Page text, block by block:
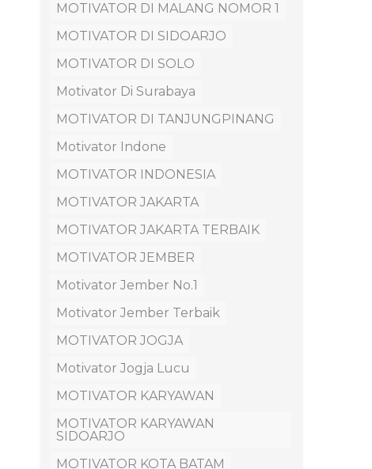
MOTIVATOR DI MALANG NOMOR 1
MOTIVATOR DI SIDOARJO
MOTIVATOR DI SOLO
Motivator Di Surabaya
MOTIVATOR DI TANJUNGPINANG
Motivator Indone
MOTIVATOR INDONESIA
MOTIVATOR JAKARTA
MOTIVATOR JAKARTA TERBAIK
MOTIVATOR JEMBER
Motivator Jember No.1
Motivator Jember Terbaik
MOTIVATOR JOGJA
Motivator Jogja Lucu
MOTIVATOR KARYAWAN
MOTIVATOR KARYAWAN
SIDOARJO
MOTIVATOR KOTA BATAM